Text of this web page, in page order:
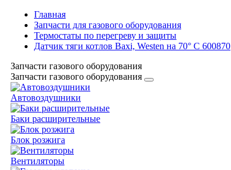
Главная
Запчасти для газового оборудования
Термостаты по перегреву и защиты
Датчик тяги котлов Baxi, Westen на 70° С 600870
Запчасти газового оборудования
Запчасти газового оборудования
Автовоздушники
Баки расширительные
Блок розжига
Вентиляторы